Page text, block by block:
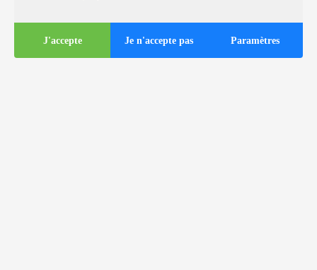
J'accepte Je n'accepte pas Paramètres